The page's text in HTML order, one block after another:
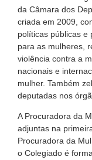
da Câmara dos
criada em 2009,
políticas públicas e
para as mulheres,
violência contra a
nacionais e
mulher. Também
deputadas nos
A Procuradora da
adjuntas na
Procuradora da
o Colegiado é